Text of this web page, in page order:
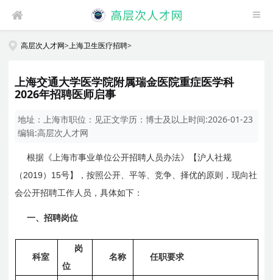
高层次人才网>上海卫生医疗招聘>
上海交通大学医学院附属瑞金医院重症医学科
2026年招聘医师启事
地址： 上海市职位： 见正文学历：博士及以上时间:2026-01-23
编辑:高层次人才网
根据《上海市事业单位公开招聘人员办法》【沪人社规
（ 2019 ） 15号】，按照公开、平等、竞争、择优的原则，现向社
会公开招聘工作人员，具体如下：
一、招聘岗位
科室
岗
位
名称 任职要求